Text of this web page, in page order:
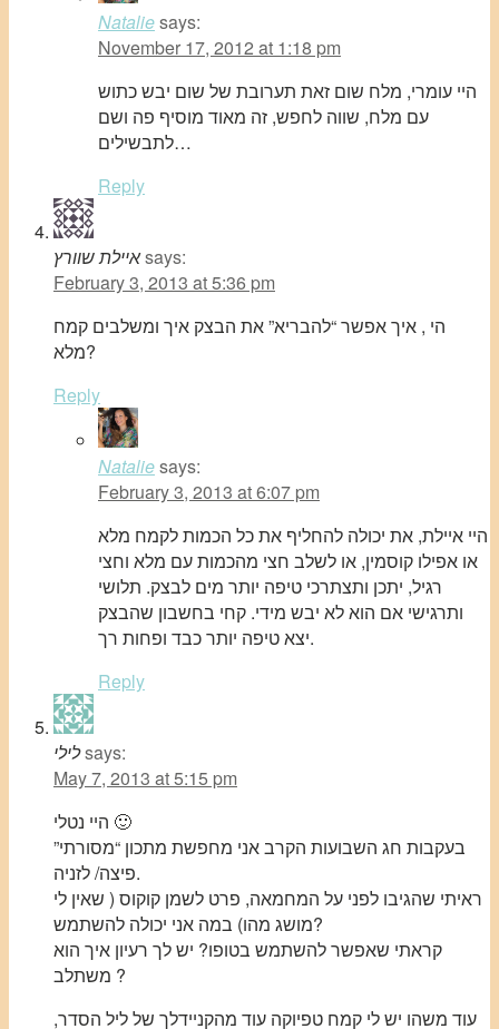
Nataliesays:
November 17, 2012 at 1:18 pm
היי עומרי, מלח שום זאת תערובת של שום יבש כתוש
עם מלח, שווה לחפש, זה מאוד מוסיף פה ושם
לתבשילים…
Reply
איילת שוורץsays:
February 3, 2013 at 5:36 pm
הי , איך אפשר “להבריא” את הבצק איך ומשלבים קמח
מלא?
Reply
Nataliesays:
February 3, 2013 at 6:07 pm
היי איילת, את יכולה להחליף את כל הכמות לקמח מלא
או אפילו קוסמין, או לשלב חצי מהכמות עם מלא וחצי
רגיל, יתכן ותצתרכי טיפה יותר מים לבצק. תלושי
ותרגישי אם הוא לא יבש מידי. קחי בחשבון שהבצק
יצא טיפה יותר כבד ופחות רך.
Reply
ליליsays:
May 7, 2013 at 5:15 pm
היי נטלי 🙂
בעקבות חג השבועות הקרב אני מחפשת מתכון “מסורתי”
פיצה/ לזניה.
ראיתי שהגיבו לפני על המחמאה, פרט לשמן קוקוס ( שאין לי
מושג מהו) במה אני יכולה להשתמש?
קראתי שאפשר להשתמש בטופו? יש לך רעיון איך הוא
משתלב ?
עוד משהו יש לי קמח טפיוקה עוד מהקניידלך של ליל הסדר,